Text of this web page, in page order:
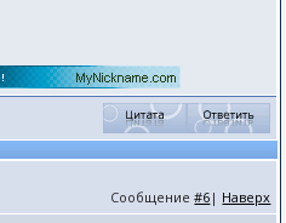
Сообщение#6 | Наверх